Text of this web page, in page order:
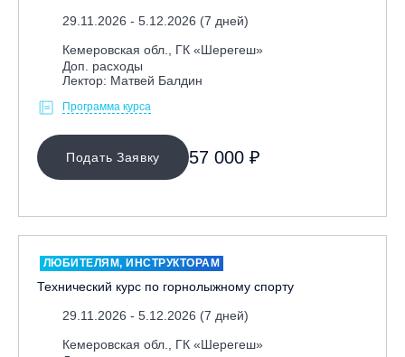
МЕСТО ПРОВЕДЕНИЯ
Байкальск, ГЛЦ «Гора Соболиная»
Вологодская обл., ГЛК "Ципина гора"
Грузия, ГК «Гудаури»
Дистанционно
Екатеринбург, ГЛЦ «Уктус»
Ижевск, КАО «Нечкино»
29.11.2026 - 5.12.2026 (7 дней)
Кемеровская обл., ГК «Шерегеш»
Доп. расходы
Лектор: Матвей Балдин
Программа курса
Подать Заявку 57 000 ₽
ЛЮБИТЕЛЯМ, ИНСТРУКТОРАМ
Технический курс по горнолыжному спорту
29.11.2026 - 5.12.2026 (7 дней)
Кемеровская обл., ГК «Шерегеш»